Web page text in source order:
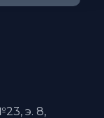
э. 8,